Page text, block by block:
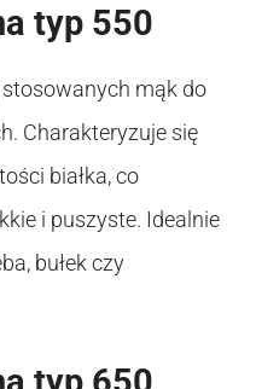
typ 550
mąk do
Charakteryzuje się
białka, co
i puszyste. Idealnie
bułek czy